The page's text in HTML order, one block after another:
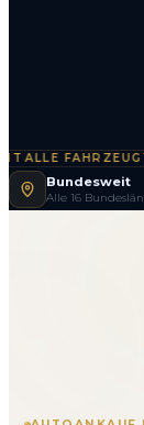
Bundesweit
Alle 16